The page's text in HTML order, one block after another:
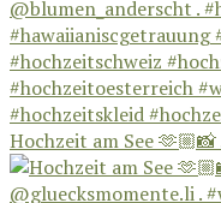
Hochzeit am See